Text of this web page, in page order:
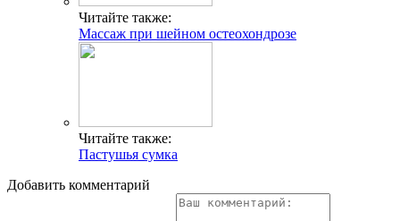
Читайте также:
Массаж при шейном остеохондрозе
Читайте также:
Пастушья сумка
Добавить комментарий